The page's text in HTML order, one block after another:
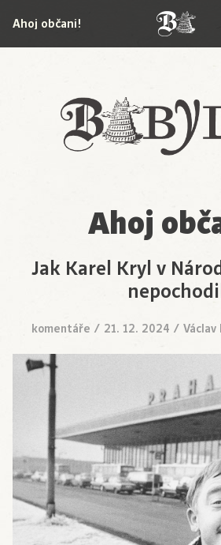
Babylon
Ahoj občani!
Ahoj
Jak Karel Kryl v
komentáře / 21. 12. 2024 /